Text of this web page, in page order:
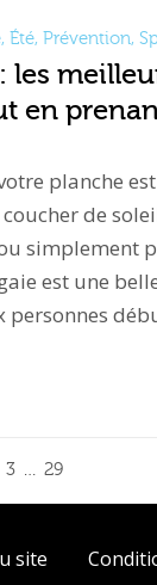
, Été, Prévention,
les
en
planche
de
simplement
est une
personnes
3 … 29
site